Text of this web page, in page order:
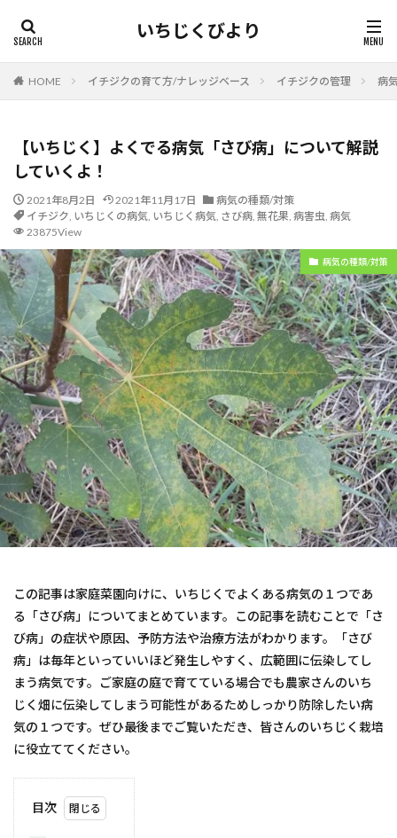
いちじくびより
HOME イチジクの育て方/ナレッジベース イチジクの管理 病
【いちじく】よくでる病気「さび病」について解説
していくよ！
2021年8月2日 2021年11月17日
病気の種類/対策
イチジク, いちじくの病気, いちじく病気, さび病, 無花果, 病害虫, 病気
23875View
病気の種類/対策
この記事は家庭菜園向けに、いちじくでよくある病気の１つであ
る「さび病」についてまとめています。この記事を読むことで「さ
び病」の症状や原因、予防方法や治療方法がわかります。「さび
病」は毎年といっていいほど発生しやすく、広範囲に伝染してし
まう病気です。ご家庭の庭で育てている場合でも農家さんのいち
じく畑に伝染してしまう可能性があるためしっかり防除したい病
気の１つです。ぜひ最後までご覧いただき、皆さんのいちじく栽培
に役立ててください。
目次